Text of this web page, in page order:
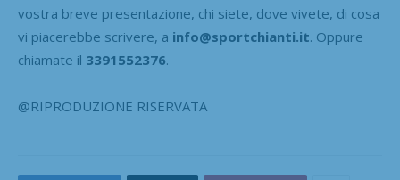
vostra breve presentazione, chi siete, dove vivete, di cosa
vi piacerebbe scrivere, a info@sportchianti.it. Oppure
chiamate il 3391552376.
@RIPRODUZIONE RISERVATA